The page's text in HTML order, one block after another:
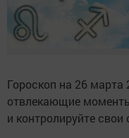
Гороскоп на 26
отвлекающие
и контролируйте свои